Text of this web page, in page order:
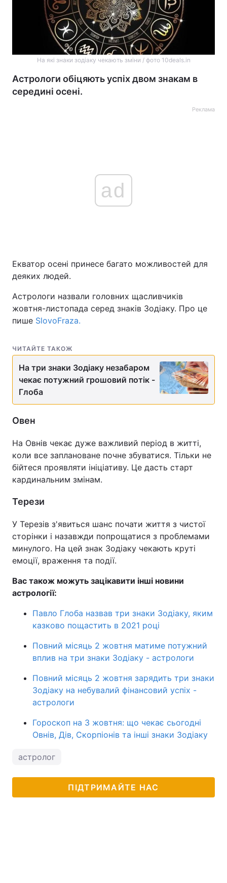
На які знаки зодіаку чекають зміни / фото 10deals.in
Астрологи обіцяють успіх двом знакам в
середині осені.
Реклама
ad
Екватор осені принесе багато можливостей для
деяких людей.
Астрологи назвали головних щасливчиків
жовтня-листопада серед знаків Зодіаку. Про це
пише SlovoFraza.
ЧИТАЙТЕ ТАКОЖ
На три знаки Зодіаку незабаром
чекає потужний грошовий потік -
Глоба
Овен
На Овнів чекає дуже важливий період в житті,
коли все заплановане почне збуватися. Тільки не
бійтеся проявляти ініціативу. Це дасть старт
кардинальним змінам.
Терези
У Терезів з'явиться шанс почати життя з чистої
сторінки і назавжди попрощатися з проблемами
минулого. На цей знак Зодіаку чекають круті
емоції, враження та події.
Вас також можуть зацікавити інші новини
астрології:
Павло Глоба назвав три знаки Зодіаку, яким
казково пощастить в 2021 році
Повний місяць 2 жовтня матиме потужний
вплив на три знаки Зодіаку - астрологи
Повний місяць 2 жовтня зарядить три знаки
Зодіаку на небувалий фінансовий успіх -
астрологи
Гороскоп на 3 жовтня: що чекає сьогодні
Овнів, Дів, Скорпіонів та інші знаки Зодіаку
астролог
ПІДТРИМАЙТЕ НАС